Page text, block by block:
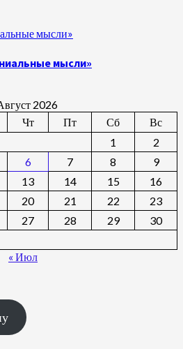
мысли»
мысли»
2026
Чт Пт Сб
Вс
1
2
6 7 8
9
13 14 15
16
20 21 22
23
27 28 29
30
« Июл